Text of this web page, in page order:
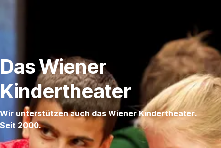
Das Wiener
Kindertheater
Wir unterstützen auch das Wiener Kindertheater.
Seit 2000.